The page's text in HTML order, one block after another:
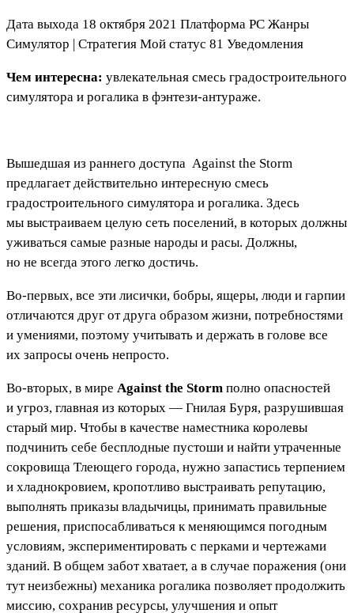
Дата выхода 18 октября 2021 Платформа PC Жанры
Симулятор | Стратегия Мой статус 81 Уведомления
Чем интересна: увлекательная смесь градостроительного
симулятора и рогалика в фэнтези-антураже.
Вышедшая из раннего доступа Against the Storm
предлагает действительно интересную смесь
градостроительного симулятора и рогалика. Здесь
мы выстраиваем целую сеть поселений, в которых должны
уживаться самые разные народы и расы. Должны,
но не всегда этого легко достичь.
Во-первых, все эти лисички, бобры, ящеры, люди и гарпии
отличаются друг от друга образом жизни, потребностями
и умениями, поэтому учитывать и держать в голове все
их запросы очень непросто.
Во-вторых, в мире Against the Storm полно опасностей
и угроз, главная из которых — Гнилая Буря, разрушившая
старый мир. Чтобы в качестве наместника королевы
подчинить себе бесплодные пустоши и найти утраченные
сокровища Тлеющего города, нужно запастись терпением
и хладнокровием, кропотливо выстраивать репутацию,
выполнять приказы владычицы, принимать правильные
решения, приспосабливаться к меняющимся погодным
условиям, экспериментировать с перками и чертежами
зданий. В общем забот хватает, а в случае поражения (они
тут неизбежны) механика рогалика позволяет продолжить
миссию, сохранив ресурсы, улучшения и опыт